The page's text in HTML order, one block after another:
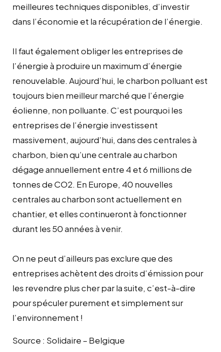
meilleures techniques disponibles, d’investir
dans l’économie et la récupération de l’énergie.
Il faut également obliger les entreprises de
l’énergie à produire un maximum d’énergie
renouvelable. Aujourd’hui, le charbon polluant est
toujours bien meilleur marché que l’énergie
éolienne, non polluante. C’est pourquoi les
entreprises de l’énergie investissent
massivement, aujourd’hui, dans des centrales à
charbon, bien qu’une centrale au charbon
dégage annuellement entre 4 et 6 millions de
tonnes de CO2. En Europe, 40 nouvelles
centrales au charbon sont actuellement en
chantier, et elles continueront à fonctionner
durant les 50 années à venir.
On ne peut d’ailleurs pas exclure que des
entreprises achètent des droits d’émission pour
les revendre plus cher par la suite, c’est-à-dire
pour spéculer purement et simplement sur
l’environnement !
Source : Solidaire – Belgique